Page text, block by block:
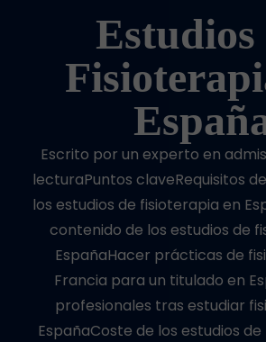
Estudios
Escrito por un experto en
lecturaPuntos claveRequisitos
los estudios de fisioterapia en
contenido de los estudios de
EspañaHacer prácticas de
Francia para un titulado en
profesionales tras estudiar
EspañaCoste de los estudios